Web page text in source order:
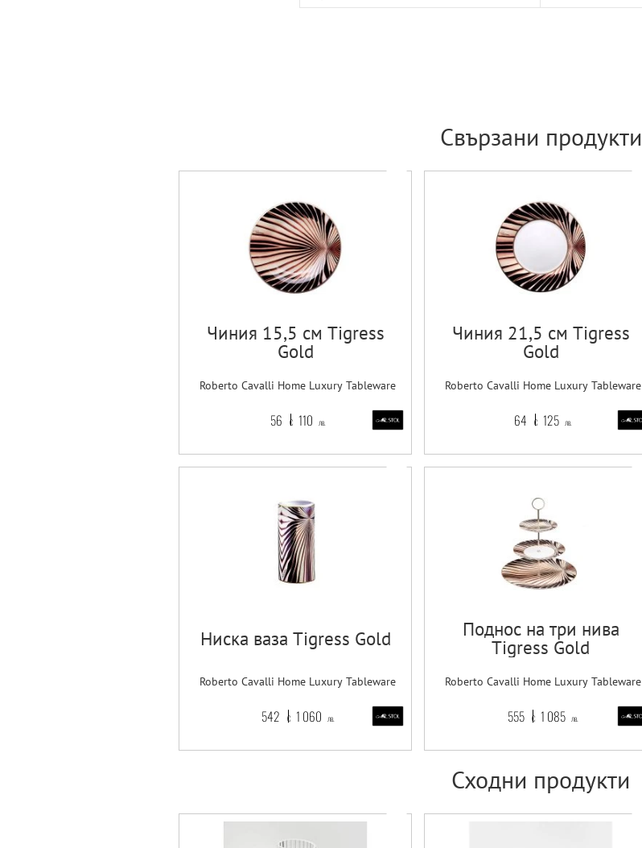
Свързани продукти
Чиния 15,5 см Tigress
Gold
Roberto Cavalli Home Luxury Tableware
56 € 110 лв.
Чиния 21,5 см Tigress
Gold
Roberto Cavalli Home Luxury Tableware
64 € 125 лв.
Ниска ваза Tigress Gold
Roberto Cavalli Home Luxury Tableware
542 € 1 060 лв.
Поднос на три нива
Tigress Gold
Roberto Cavalli Home Luxury Tableware
555 € 1 085 лв.
Сходни продукти